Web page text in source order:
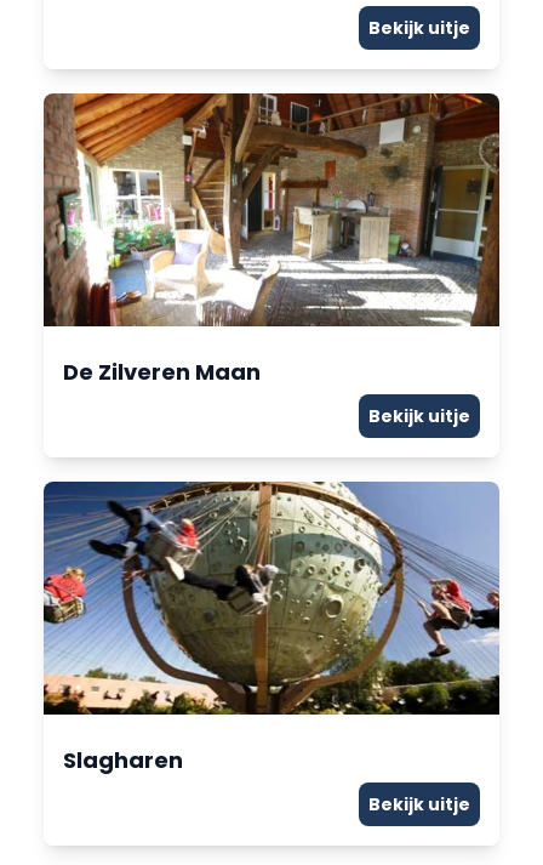
Bekijk uitje
De Zilveren Maan
Bekijk uitje
Slagharen
Bekijk uitje